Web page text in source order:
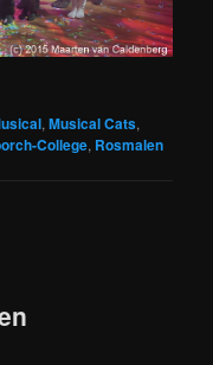
,Musical Cats,
College, Rosmalen